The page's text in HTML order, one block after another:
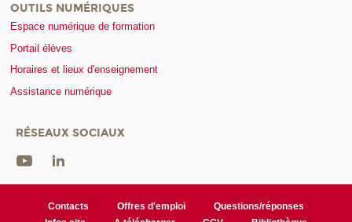
OUTILS NUMÉRIQUES
Espace numérique de formation
Portail élèves
Horaires et lieux d'enseignement
Assistance numérique
RÉSEAUX SOCIAUX
Contacts Offres d'emploi
Questions/réponses